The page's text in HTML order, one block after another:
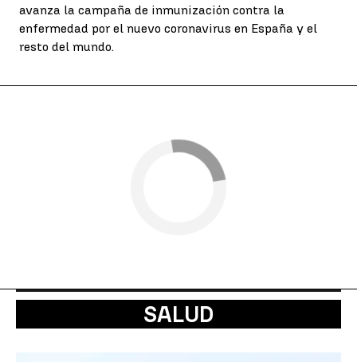
avanza la campaña de inmunización contra la
enfermedad por el nuevo coronavirus en España y el
resto del mundo.
SALUD